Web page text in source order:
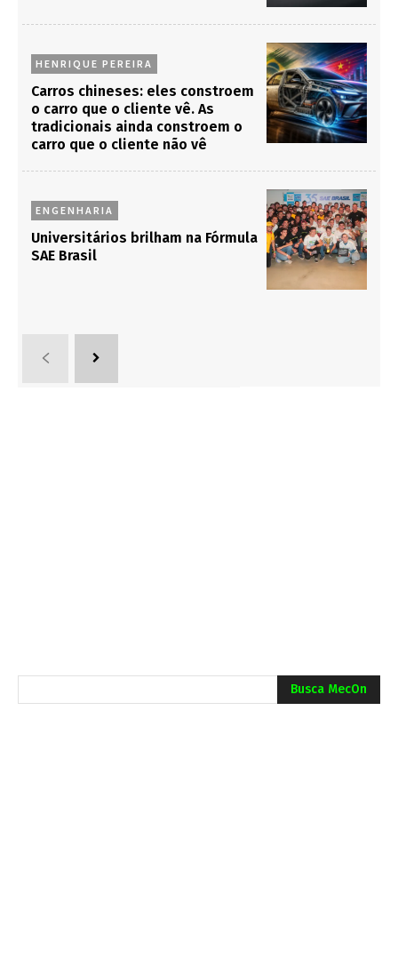
HENRIQUE PEREIRA
Carros chineses: eles constroem
o carro que o cliente vê. As
tradicionais ainda constroem o
carro que o cliente não vê
ENGENHARIA
Universitários brilham na Fórmula
SAE Brasil
Busca MecOn